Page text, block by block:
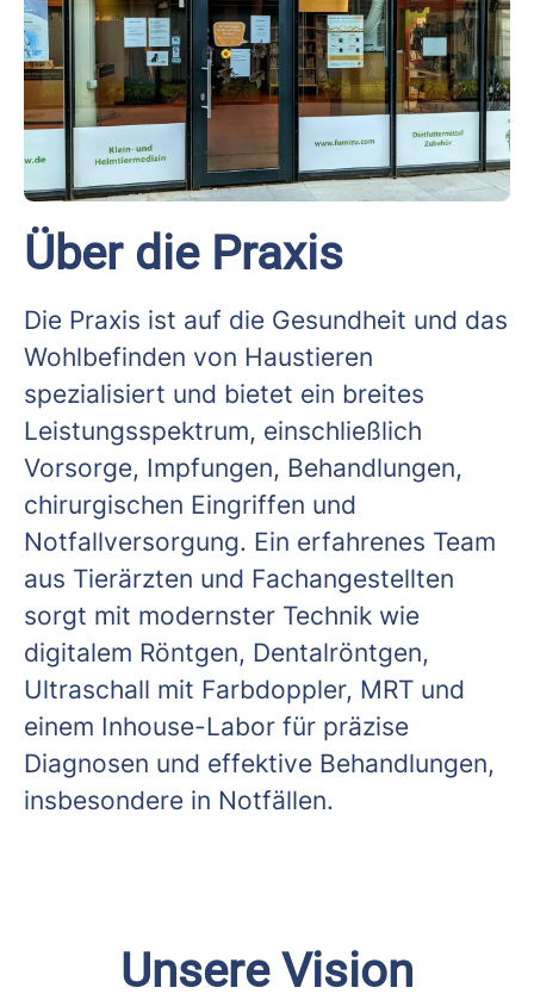
Über die Praxis
Die Praxis ist auf die Gesundheit und das
Wohlbefinden von Haustieren
spezialisiert und bietet ein breites
Leistungsspektrum, einschließlich
Vorsorge, Impfungen, Behandlungen,
chirurgischen Eingriffen und
Notfallversorgung. Ein erfahrenes Team
aus Tierärzten und Fachangestellten
sorgt mit modernster Technik wie
digitalem Röntgen, Dentalröntgen,
Ultraschall mit Farbdoppler, MRT und
einem Inhouse-Labor für präzise
Diagnosen und effektive Behandlungen,
insbesondere in Notfällen.
Unsere Vision